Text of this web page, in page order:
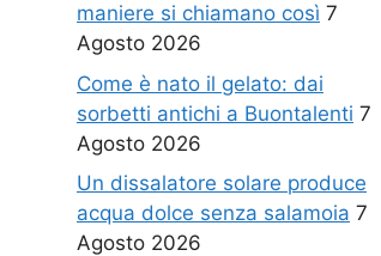
maniere si chiamano così 7
Agosto 2026
Come è nato il gelato: dai
sorbetti antichi a Buontalenti 7
Agosto 2026
Un dissalatore solare produce
acqua dolce senza salamoia 7
Agosto 2026